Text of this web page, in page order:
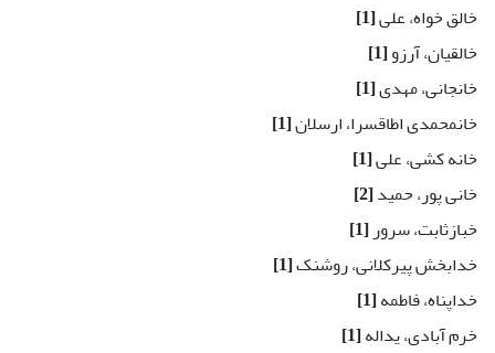
خالق خواه، علی[1]
خالقیان، آرزو[1]
خانجانی، مهدی[1]
خانمحمدی اطاقسرا، ارسلان[1]
خانه کشی، علی[1]
خانی پور، حمید[2]
خبازثابت، سرور[1]
خدابخش پیرکلانی، روشنک[1]
خداپناه، فاطمه[1]
خرم آبادی، یداله[1]